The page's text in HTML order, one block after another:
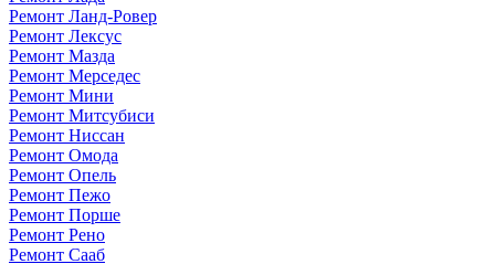
Ремонт Ланд-Ровер
Ремонт Лексус
Ремонт Мазда
Ремонт Мерседес
Ремонт Мини
Ремонт Митсубиси
Ремонт Ниссан
Ремонт Омода
Ремонт Опель
Ремонт Пежо
Ремонт Порше
Ремонт Рено
Ремонт Сааб